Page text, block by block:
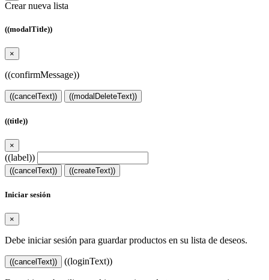
Crear nueva lista
((modalTitle))
×
((confirmMessage))
((cancelText)) ((modalDeleteText))
((title))
×
((label))
((cancelText)) ((createText))
Iniciar sesión
×
Debe iniciar sesión para guardar productos en su lista de deseos.
((cancelText)) ((loginText))